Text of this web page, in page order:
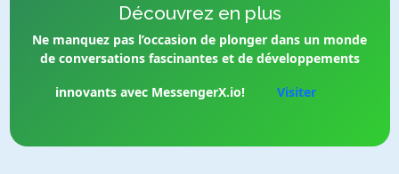
Découvrez en plus
Ne manquez pas l’occasion de plonger dans un monde
de conversations fascinantes et de développements
innovants avec MessengerX.io!
Visiter